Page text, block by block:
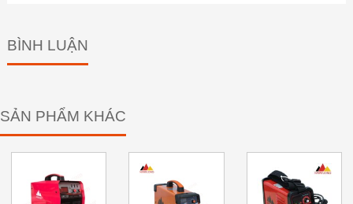
BÌNH LUẬN
SẢN PHẨM KHÁC